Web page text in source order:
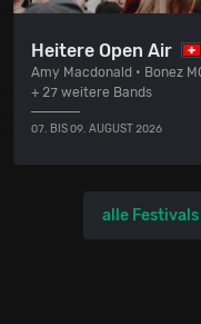
Heitere Open Air
Amy Macdonald • Bonez
+ 27 weitere Bands
07. BIS 09. AUGUST 2026
alle